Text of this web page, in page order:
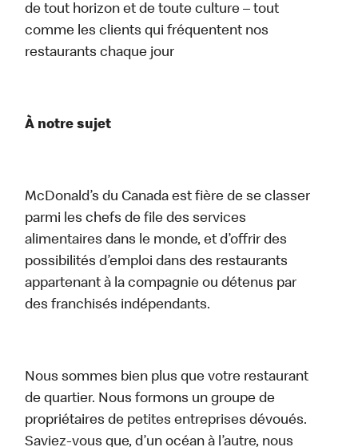
de tout horizon et de toute culture – tout
comme les clients qui fréquentent nos
restaurants chaque jour
À notre sujet
McDonald’s du Canada est fière de se classer
parmi les chefs de file des services
alimentaires dans le monde, et d’offrir des
possibilités d’emploi dans des restaurants
appartenant à la compagnie ou détenus par
des franchisés indépendants.
Nous sommes bien plus que votre restaurant
de quartier. Nous formons un groupe de
propriétaires de petites entreprises dévoués.
Saviez-vous que, d’un océan à l’autre, nous